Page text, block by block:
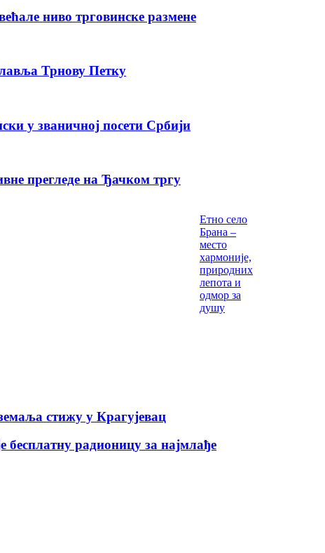
ниво трговинске размене
Трнову Петку
у званичној посети Србији
прегледе на Ђачком тргу
Етно село
Брана –
место
хармоније,
природних
лепота и
одмор за
душу
стижу у Крагујевац
бесплатну радионицу за најмлађе